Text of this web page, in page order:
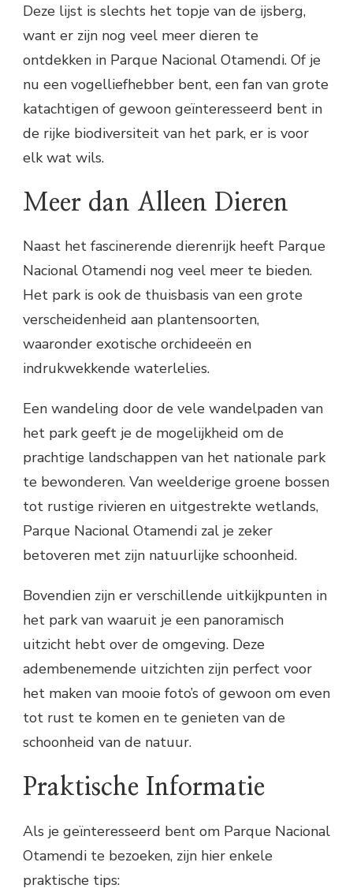
Deze lijst is slechts het topje van de ijsberg,
want er zijn nog veel meer dieren te
ontdekken in Parque Nacional Otamendi. Of je
nu een vogelliefhebber bent, een fan van grote
katachtigen of gewoon geïnteresseerd bent in
de rijke biodiversiteit van het park, er is voor
elk wat wils.
Meer dan Alleen Dieren
Naast het fascinerende dierenrijk heeft Parque
Nacional Otamendi nog veel meer te bieden.
Het park is ook de thuisbasis van een grote
verscheidenheid aan plantensoorten,
waaronder exotische orchideeën en
indrukwekkende waterlelies.
Een wandeling door de vele wandelpaden van
het park geeft je de mogelijkheid om de
prachtige landschappen van het nationale park
te bewonderen. Van weelderige groene bossen
tot rustige rivieren en uitgestrekte wetlands,
Parque Nacional Otamendi zal je zeker
betoveren met zijn natuurlijke schoonheid.
Bovendien zijn er verschillende uitkijkpunten in
het park van waaruit je een panoramisch
uitzicht hebt over de omgeving. Deze
adembenemende uitzichten zijn perfect voor
het maken van mooie foto’s of gewoon om even
tot rust te komen en te genieten van de
schoonheid van de natuur.
Praktische Informatie
Als je geïnteresseerd bent om Parque Nacional
Otamendi te bezoeken, zijn hier enkele
praktische tips: